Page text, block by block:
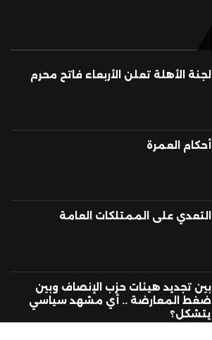
لجنة الأهلة تعلن الأربعاء فاتح محرم
أحكام العمرة
التعدي على الممتلكات العامة
بين تجديد هيئات حزب الإنصاف وبين
ضغط المعارضة .. أي مشهد سياسي
يتشكل؟